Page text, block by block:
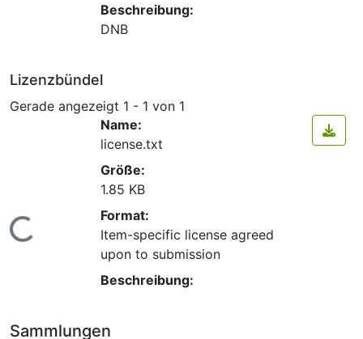
Beschreibung:
DNB
Lizenzbündel
Gerade angezeigt 1 - 1 von 1
Lade...
Name:
license.txt
Größe:
1.85 KB
Format:
Item-specific license agreed
upon to submission
Beschreibung:
Sammlungen